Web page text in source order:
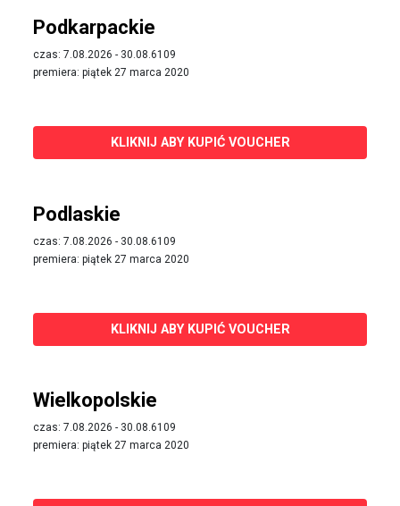
Podkarpackie
czas: 7.08.2026 - 30.08.6109
premiera: piątek 27 marca 2020
KLIKNIJ ABY KUPIĆ VOUCHER
Podlaskie
czas: 7.08.2026 - 30.08.6109
premiera: piątek 27 marca 2020
KLIKNIJ ABY KUPIĆ VOUCHER
Wielkopolskie
czas: 7.08.2026 - 30.08.6109
premiera: piątek 27 marca 2020